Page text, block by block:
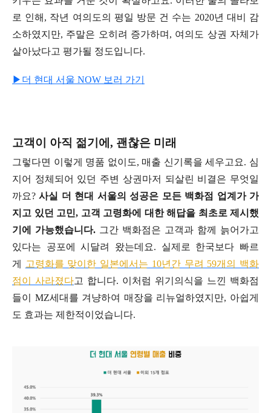
로 인해, 작년 여의도의 평일 방문 건 수는 2020년 대비 감
소하였지만, 주말은 오히려 증가하며, 여의도 상권 자체가
살아났다고 평가될 정도입니다.
▶더 현대 서울 NOW 보러 가기
고객이 아직 젊기에, 괜찮은 미래
그렇다면 이렇게 명품 없이도, 매출 신기록을 세우고요. 심
지어 정체되어 있던 주변 상권마저 되살린 비결은 무엇일
까요?사실 더 현대 서울의 성공은 모든 백화점 업계가 가
지고 있던 고민, 고객 고령화에 대한 해답을 최초로 제시했
기에 가능했습니다. 그간 백화점은 고객과 함께 늙어가고
있다는 공포에 시달려 왔는데요. 실제로 한국보다 빠르
게
고령화를 맞이한 일본에서는 10년간 무려 59개의 백화
점이 사라졌다고 합니다. 이처럼 위기의식을 느낀 백화점
들이 MZ세대를 겨냥하여 매장을 리뉴얼하였지만, 아쉽게
도 효과는 제한적이었습니다.